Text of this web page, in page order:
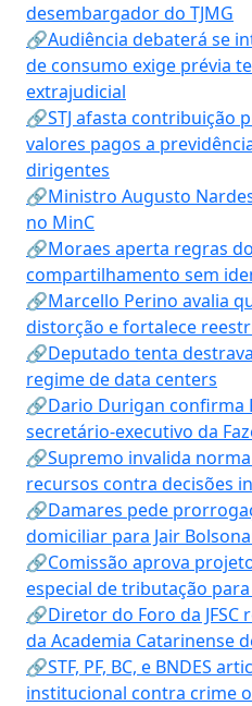
desembargador do TJMG
🔗Audiência debaterá se
de consumo exige prévia
extrajudicial
🔗STJ afasta contribuição
valores pagos a
dirigentes
🔗Ministro Augusto
no MinC
🔗Moraes aperta regras
compartilhamento sem
🔗Marcello Perino avalia
distorção e fortalece
🔗Deputado tenta
regime de data centers
🔗Dario Durigan confirma
secretário-executivo da
🔗Supremo invalida
recursos contra decisões
🔗Damares pede
domiciliar para Jair
🔗Comissão aprova
especial de tributação
🔗Diretor do Foro da JFSC
da Academia Catarinense
🔗STF, PF, BC, e BNDES
institucional contra crime